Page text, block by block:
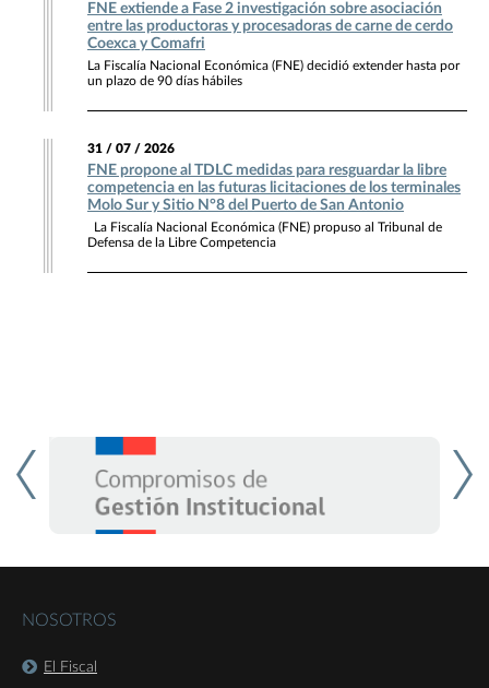
FNE extiende a Fase 2 investigación sobre asociación
entre las productoras y procesadoras de carne de cerdo
Coexca y Comafri
La Fiscalía Nacional Económica (FNE) decidió extender hasta por
un plazo de 90 días hábiles
31 / 07 / 2026
FNE propone al TDLC medidas para resguardar la libre
competencia en las futuras licitaciones de los terminales
Molo Sur y Sitio N°8 del Puerto de San Antonio
La Fiscalía Nacional Económica (FNE) propuso al Tribunal de
Defensa de la Libre Competencia
NOSOTROS
El Fiscal